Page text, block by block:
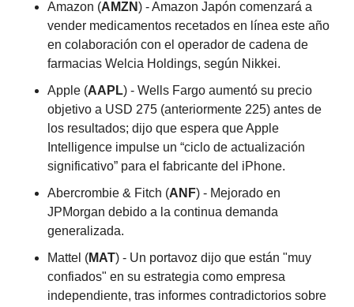
Amazon (AMZN) - Amazon Japón comenzará a
vender medicamentos recetados en línea este año
en colaboración con el operador de cadena de
farmacias Welcia Holdings, según Nikkei.
Apple (AAPL) - Wells Fargo aumentó su precio
objetivo a USD 275 (anteriormente 225) antes de
los resultados; dijo que espera que Apple
Intelligence impulse un “ciclo de actualización
significativo” para el fabricante del iPhone.
Abercrombie & Fitch (ANF) - Mejorado en
JPMorgan debido a la continua demanda
generalizada.
Mattel (MAT) - Un portavoz dijo que están "muy
confiados" en su estrategia como empresa
independiente, tras informes contradictorios sobre